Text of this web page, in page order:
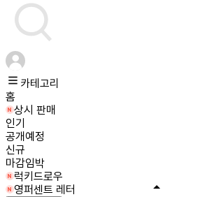
카테고리
홈
상시 판매
인기
공개예정
신규
마감임박
럭키드로우
영퍼센트 레터